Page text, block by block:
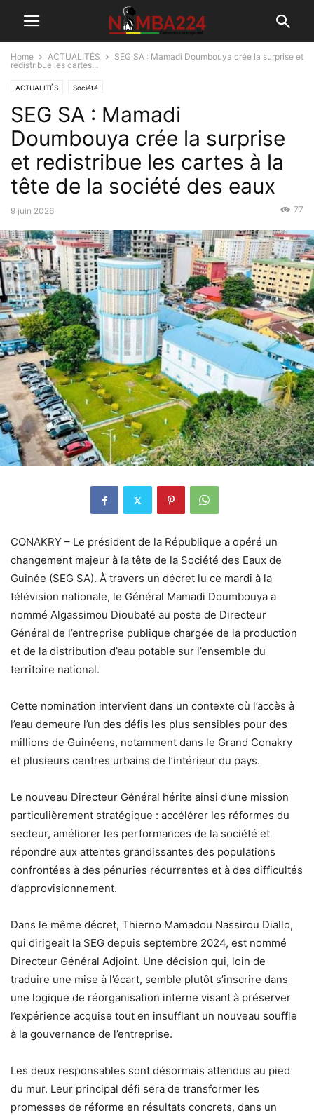
Home ACTUALITÉS
SEG SA : Mamadi Doumbouya crée la surprise et
redistribue les cartes...
ACTUALITÉS Société
SEG SA : Mamadi
Doumbouya crée la surprise
et redistribue les cartes à la
tête de la société des eaux
9 juin 2026 77
CONAKRY – Le président de la République a opéré un
changement majeur à la tête de la Société des Eaux de
Guinée (SEG SA). À travers un décret lu ce mardi à la
télévision nationale, le Général Mamadi Doumbouya a
nommé Algassimou Dioubaté au poste de Directeur
Général de l’entreprise publique chargée de la production
et de la distribution d’eau potable sur l’ensemble du
territoire national.
Cette nomination intervient dans un contexte où l’accès à
l’eau demeure l’un des défis les plus sensibles pour des
millions de Guinéens, notamment dans le Grand Conakry
et plusieurs centres urbains de l’intérieur du pays.
Le nouveau Directeur Général hérite ainsi d’une mission
particulièrement stratégique : accélérer les réformes du
secteur, améliorer les performances de la société et
répondre aux attentes grandissantes des populations
confrontées à des pénuries récurrentes et à des difficultés
d’approvisionnement.
Dans le même décret, Thierno Mamadou Nassirou Diallo,
qui dirigeait la SEG depuis septembre 2024, est nommé
Directeur Général Adjoint. Une décision qui, loin de
traduire une mise à l’écart, semble plutôt s’inscrire dans
une logique de réorganisation interne visant à préserver
l’expérience acquise tout en insufflant un nouveau souffle
à la gouvernance de l’entreprise.
Les deux responsables sont désormais attendus au pied
du mur. Leur principal défi sera de transformer les
promesses de réforme en résultats concrets, dans un